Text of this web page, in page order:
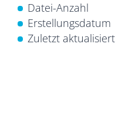
Datei-Anzahl
Erstellungsdatum
Zuletzt aktualisiert